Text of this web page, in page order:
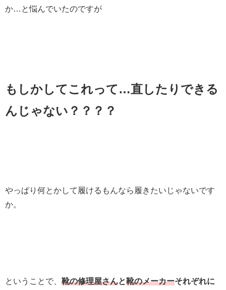
か…と悩んでいたのですが
もしかしてこれって…直したりできる
んじゃない？？？？
やっぱり何とかして履けるもんなら履きたいじゃないです
か。
ということで、 靴の修理屋さんと靴のメーカーそれぞれに